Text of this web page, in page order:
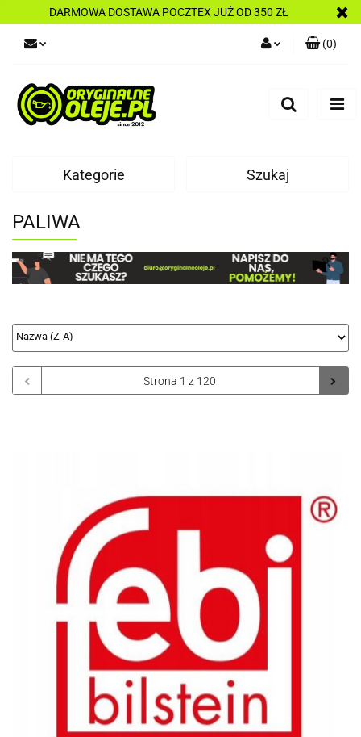
DARMOWA DOSTAWA POCZTEX JUŻ OD 350 ZŁ
(0)
Kategorie Szukaj
PALIWA